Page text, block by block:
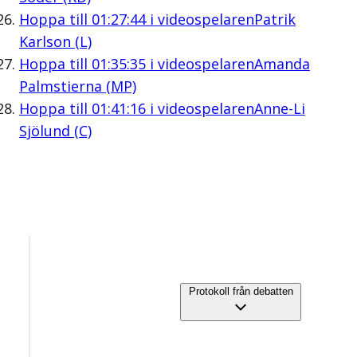
Hoppa till 01:27:44i videospelarenPatrik
Karlson (L)
Hoppa till 01:35:35i videospelarenAmanda
Palmstierna (MP)
Hoppa till 01:41:16i videospelarenAnne-Li
Sjölund (C)
Protokoll från debatten